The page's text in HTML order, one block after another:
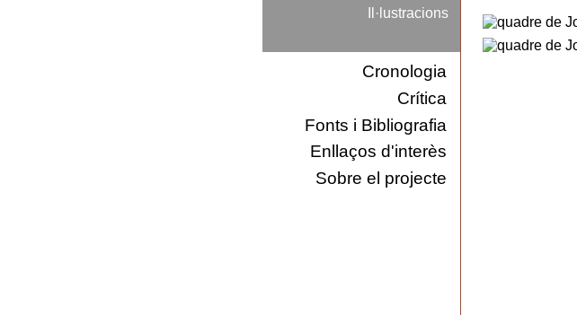
Il·lustracions
Cronologia
Crítica
Fonts i Bibliografia
Enllaços d'interès
Sobre el projecte
Sobre el projecte